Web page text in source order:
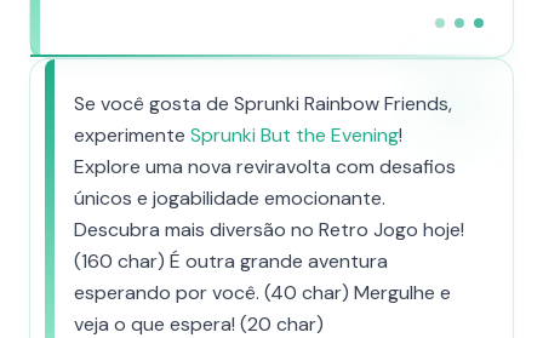
Se você gosta de Sprunki Rainbow Friends,
experimente Sprunki But the Evening!
Explore uma nova reviravolta com desafios
únicos e jogabilidade emocionante.
Descubra mais diversão no Retro Jogo hoje!
(160 char) É outra grande aventura
esperando por você. (40 char) Mergulhe e
veja o que espera! (20 char)